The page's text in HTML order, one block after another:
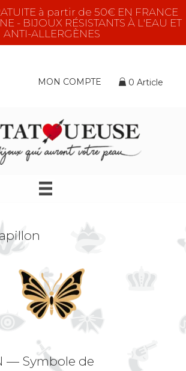
à partir de 50€ EN FRANCE
- BIJOUX RÉSISTANTS À L'EAU ET
ANTI-ALLERGÈNES
MON COMPTE 0 Article
— Symbole de